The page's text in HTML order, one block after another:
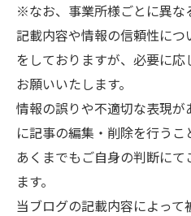
※なお、事業所様ごとに異な
記載内容や情報の信頼性に
をしておりますが、必要に
お願いいたします。
情報の誤りや不適切な表現
に記事の編集・削除を行うこ
あくまでもご自身の判断に
ます。
当ブログの記載内容によっ